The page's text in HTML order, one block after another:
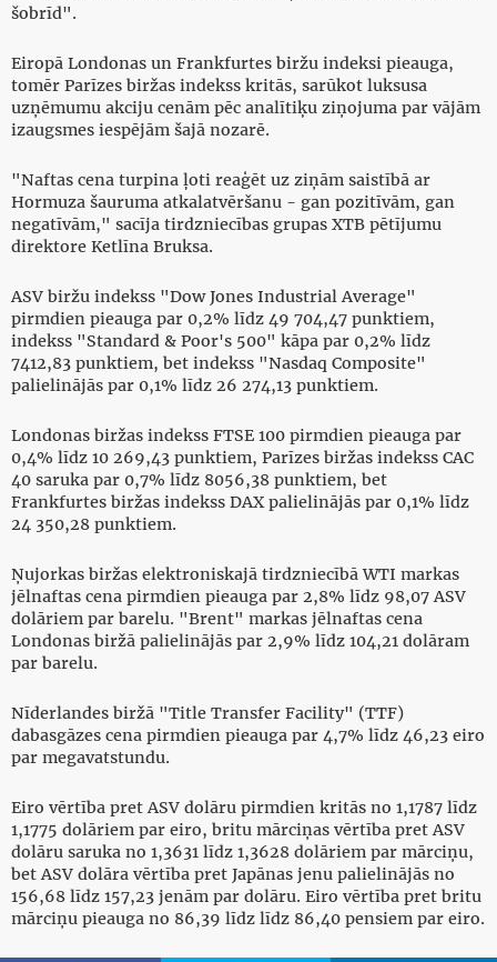
šobrīd".
Eiropā Londonas un Frankfurtes biržu indeksi pieauga,
tomēr Parīzes biržas indekss kritās, sarūkot luksusa
uzņēmumu akciju cenām pēc analītiķu ziņojuma par vājām
izaugsmes iespējām šajā nozarē.
"Naftas cena turpina ļoti reaģēt uz ziņām saistībā ar
Hormuza šauruma atkalatvēršanu - gan pozitīvām, gan
negatīvām," sacīja tirdzniecības grupas XTB pētījumu
direktore Ketlīna Bruksa.
ASV biržu indekss "Dow Jones Industrial Average"
pirmdien pieauga par 0,2% līdz 49 704,47 punktiem,
indekss "Standard & Poor's 500" kāpa par 0,2% līdz
7412,83 punktiem, bet indekss "Nasdaq Composite"
palielinājās par 0,1% līdz 26 274,13 punktiem.
Londonas biržas indekss FTSE 100 pirmdien pieauga par
0,4% līdz 10 269,43 punktiem, Parīzes biržas indekss CAC
40 saruka par 0,7% līdz 8056,38 punktiem, bet
Frankfurtes biržas indekss DAX palielinājās par 0,1% līdz
24 350,28 punktiem.
Ņujorkas biržas elektroniskajā tirdzniecībā WTI markas
jēlnaftas cena pirmdien pieauga par 2,8% līdz 98,07 ASV
dolāriem par barelu. "Brent" markas jēlnaftas cena
Londonas biržā palielinājās par 2,9% līdz 104,21 dolāram
par barelu.
Nīderlandes biržā "Title Transfer Facility" (TTF)
dabasgāzes cena pirmdien pieauga par 4,7% līdz 46,23 eiro
par megavatstundu.
Eiro vērtība pret ASV dolāru pirmdien kritās no 1,1787 līdz
1,1775 dolāriem par eiro, britu mārciņas vērtība pret ASV
dolāru saruka no 1,3631 līdz 1,3628 dolāriem par mārciņu,
bet ASV dolāra vērtība pret Japānas jenu palielinājās no
156,68 līdz 157,23 jenām par dolāru. Eiro vērtība pret britu
mārciņu pieauga no 86,39 līdz līdz 86,40 pensiem par eiro.